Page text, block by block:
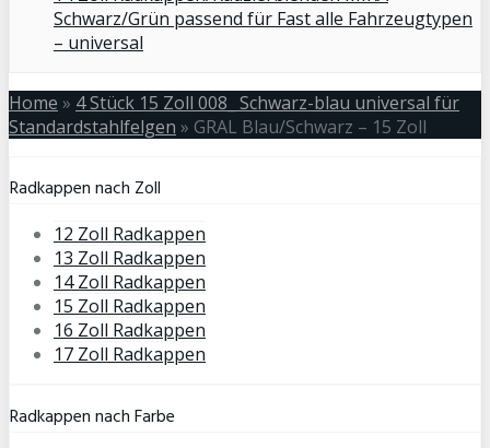
Schwarz/Grün passend für Fast alle Fahrzeugtypen
– universal
Home » 4 Stück 15 Zoll 008_ Schwarz-blau universal für
Standardstahlfelgen » GRAL Blau/Schwarz – 15 Zoll
Radkappen nach Zoll
12 Zoll Radkappen
13 Zoll Radkappen
14 Zoll Radkappen
15 Zoll Radkappen
16 Zoll Radkappen
17 Zoll Radkappen
Radkappen nach Farbe